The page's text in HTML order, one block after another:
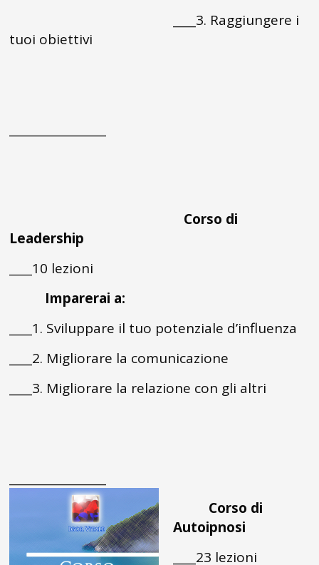
____3. Raggiungere i
tuoi obiettivi
Corso di
Leadership
____10 lezioni
Imparerai a:
____1. Sviluppare il tuo potenziale d’influenza
____2. Migliorare la comunicazione
____3. Migliorare la relazione con gli altri
Corso di
Autoipnosi
____23 lezioni